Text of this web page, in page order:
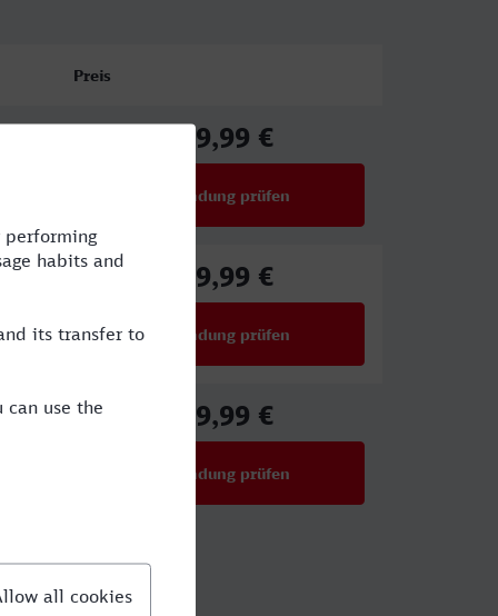
Preis
59,99 €
Verbindung prüfen
59,99 €
Verbindung prüfen
39,99 €
Verbindung prüfen